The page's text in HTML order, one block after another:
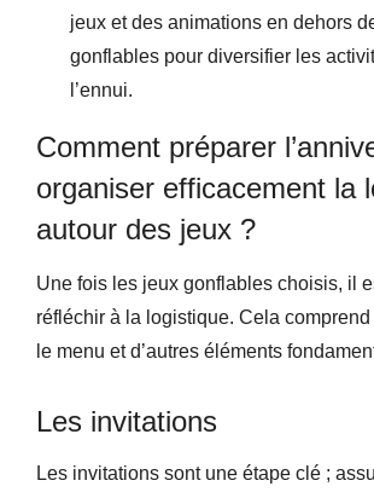
jeux et des animations en dehors
gonflables pour diversifier les
l’ennui.
Comment préparer
organiser efficacement la
autour des jeux ?
Une fois les jeux gonflables choisis, il
réfléchir à la logistique. Cela
le menu et d’autres éléments
Les invitations
Les invitations sont une étape clé ;